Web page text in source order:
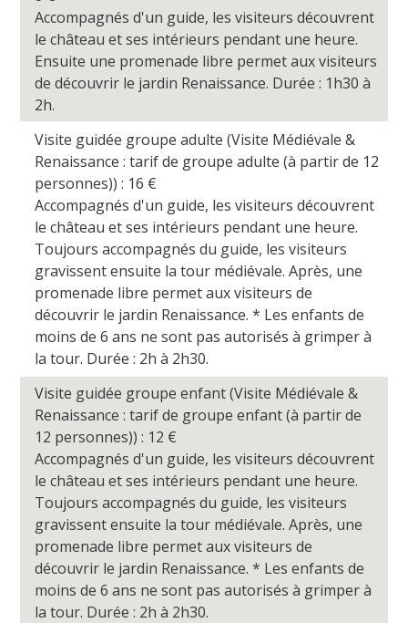
Accompagnés d'un guide, les visiteurs découvrent
le château et ses intérieurs pendant une heure.
Ensuite une promenade libre permet aux visiteurs
de découvrir le jardin Renaissance. Durée : 1h30 à
2h.
Visite guidée groupe adulte (Visite Médiévale &
Renaissance : tarif de groupe adulte (à partir de 12
personnes)) : 16 €
Accompagnés d'un guide, les visiteurs découvrent
le château et ses intérieurs pendant une heure.
Toujours accompagnés du guide, les visiteurs
gravissent ensuite la tour médiévale. Après, une
promenade libre permet aux visiteurs de
découvrir le jardin Renaissance. * Les enfants de
moins de 6 ans ne sont pas autorisés à grimper à
la tour. Durée : 2h à 2h30.
Visite guidée groupe enfant (Visite Médiévale &
Renaissance : tarif de groupe enfant (à partir de
12 personnes)) : 12 €
Accompagnés d'un guide, les visiteurs découvrent
le château et ses intérieurs pendant une heure.
Toujours accompagnés du guide, les visiteurs
gravissent ensuite la tour médiévale. Après, une
promenade libre permet aux visiteurs de
découvrir le jardin Renaissance. * Les enfants de
moins de 6 ans ne sont pas autorisés à grimper à
la tour. Durée : 2h à 2h30.